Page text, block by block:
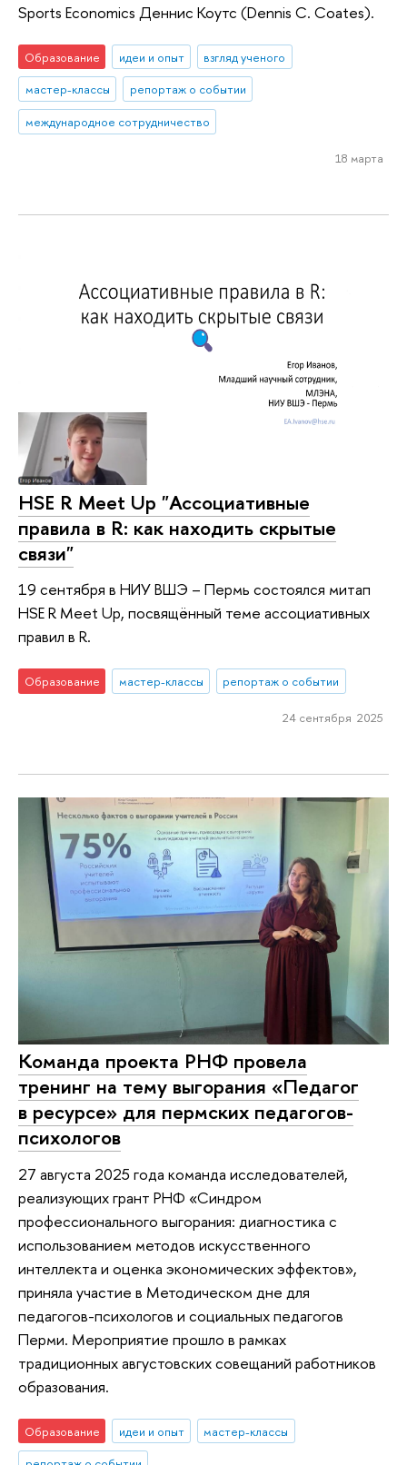
Sports Economics Деннис Коутс (Dennis C. Coates).
Образование идеи и опыт
взгляд ученого
мастер-классы
репортаж о событии
международное сотрудничество
18 марта
HSE R Meet Up "Ассоциативные
правила в R: как находить скрытые
связи"
19 сентября в НИУ ВШЭ – Пермь состоялся митап
HSE R Meet Up, посвящённый теме ассоциативных
правил в R.
Образование мастер-классы репортаж о событии
24 сентября 2025
Команда проекта РНФ провела
тренинг на тему выгорания «Педагог
в ресурсе» для пермских педагогов-
психологов
27 августа 2025 года команда исследователей,
реализующих грант РНФ «Синдром
профессионального выгорания: диагностика с
использованием методов искусственного
интеллекта и оценка экономических эффектов»,
приняла участие в Методическом дне для
педагогов-психологов и социальных педагогов
Перми. Мероприятие прошло в рамках
традиционных августовских совещаний работников
образования.
Образование идеи и опыт
мастер-классы